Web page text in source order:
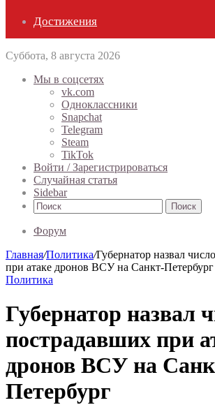
Достижения
Суббота, 8 августа 2026
Мы в соцсетях
vk.com
Одноклассники
Snapchat
Telegram
Steam
TikTok
Войти / Зарегистрироваться
Случайная статья
Sidebar
Поиск
Форум
Главная/Политика/Губернатор назвал
при атаке дронов ВСУ на Санкт-Петербург
Политика
Губернатор назвал
пострадавших при
дронов ВСУ на
Петербург